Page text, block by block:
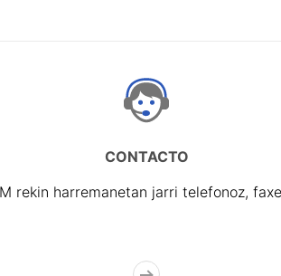
CONTACTO
rekin harremanetan jarri telefonoz,